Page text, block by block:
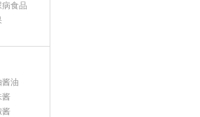
病食品
酱油
酱
酱